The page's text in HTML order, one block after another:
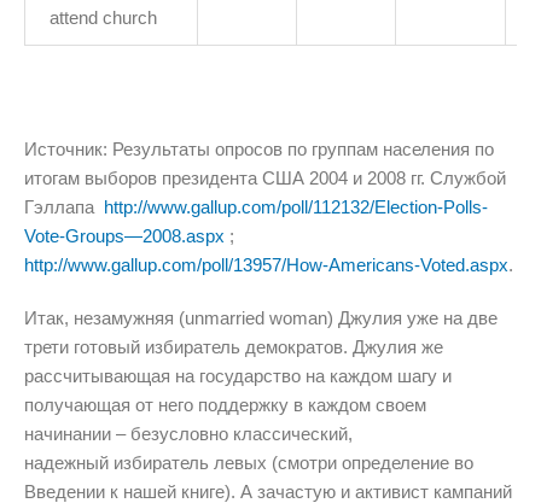
attend church
Источник: Результаты опросов по группам населения по
итогам выборов президента США 2004 и 2008 гг. Службой
Гэллапа http://www.gallup.com/poll/112132/Election-Polls-
Vote-Groups—2008.aspx ;
http://www.gallup.com/poll/13957/How-Americans-Voted.aspx.
Итак, незамужняя (unmarried woman) Джулия уже на две
трети готовый избиратель демократов. Джулия же
рассчитывающая на государство на каждом шагу и
получающая от него поддержку в каждом своем
начинании – безусловно классический,
надежный избиратель левых (смотри определение во
Введении к нашей книге). А зачастую и активист кампаний